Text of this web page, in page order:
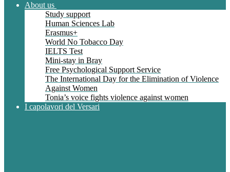
About us
Study support
Human Sciences Lab
Erasmus+
World No Tobacco Day
IELTS Test
Mini-stay in Bray
Free Psychological Support Service
The International Day for the Elimination of Violence
Against Women
Tonia’s voice fights violence against women
I capolavori del Versari